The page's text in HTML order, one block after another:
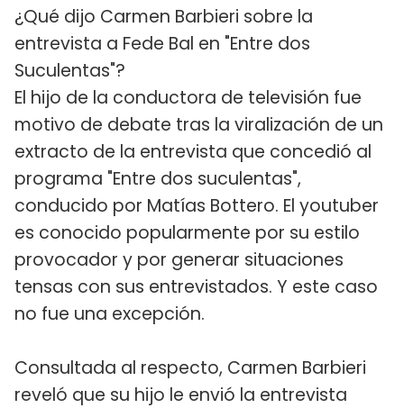
¿Qué dijo Carmen Barbieri sobre la
entrevista a Fede Bal en "Entre dos
Suculentas"?
El hijo de la conductora de televisión fue
motivo de debate tras la viralización de un
extracto de la entrevista que concedió al
programa "Entre dos suculentas",
conducido por Matías Bottero. El youtuber
es conocido popularmente por su estilo
provocador y por generar situaciones
tensas con sus entrevistados. Y este caso
no fue una excepción.
Consultada al respecto, Carmen Barbieri
reveló que su hijo le envió la entrevista